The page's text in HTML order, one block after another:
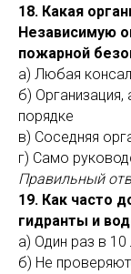
18. Какая
Независимую
пожарной
а) Любая
б) Организация,
порядке
в) Соседняя
г) Само
Правильный
19. Как часто
гидранты и
а) Один раз в 10
б) Не